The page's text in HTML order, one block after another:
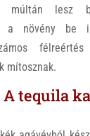
múltán lesz
a növény
mítosznak.
A tequila